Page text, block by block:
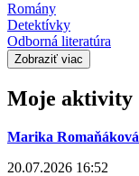
Romány
Detektívky
Odborná literatúra
Zobraziť viac
Moje aktivity
Marika Romaňáková
20.07.2026 16:52